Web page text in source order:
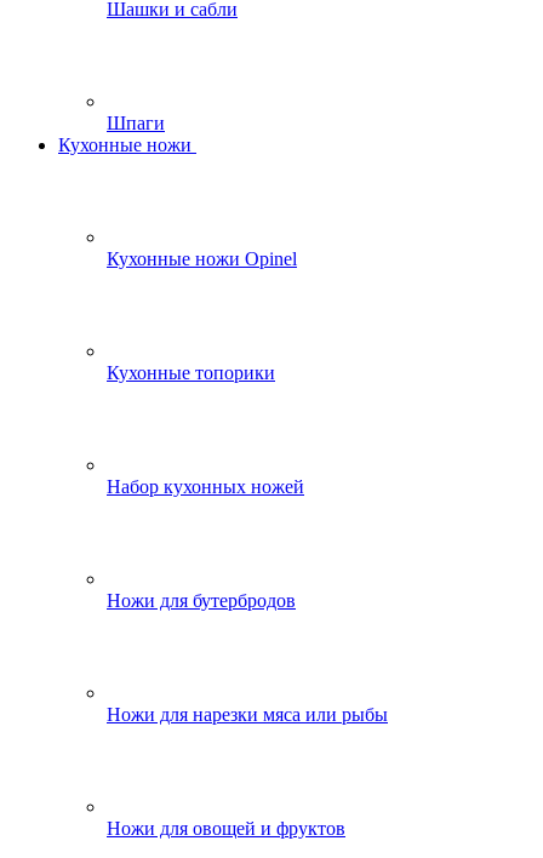
Шашки и сабли
Шпаги
Кухонные ножи
Кухонные ножи Opinel
Кухонные топорики
Набор кухонных ножей
Ножи для бутербродов
Ножи для нарезки мяса или рыбы
Ножи для овощей и фруктов